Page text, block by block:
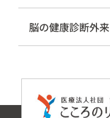
脳の健康診断外来